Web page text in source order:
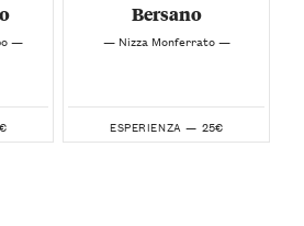
—
Bersano
— Nizza Monferrato —
ESPERIENZA — 25€